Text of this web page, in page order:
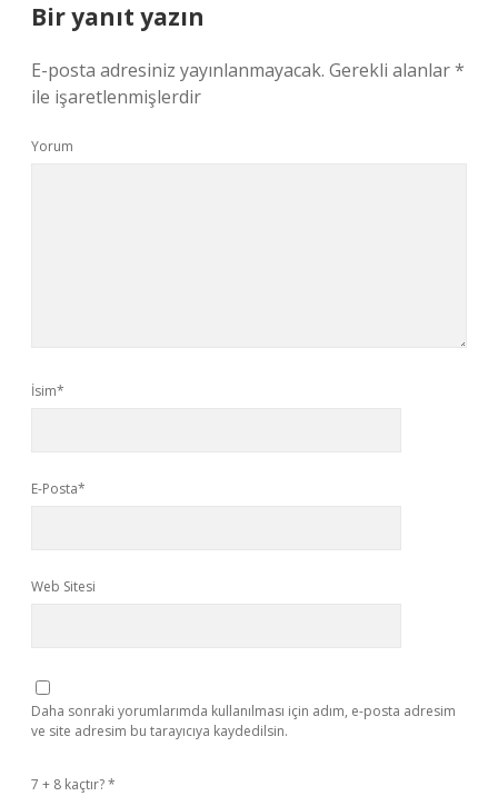
Bir yanıt yazın
E-posta adresiniz yayınlanmayacak. Gerekli alanlar*
ile işaretlenmişlerdir
Yorum
İsim*
E-Posta*
Web Sitesi
Daha sonraki yorumlarımda kullanılması için adım, e-posta adresim
ve site adresim bu tarayıcıya kaydedilsin.
7 + 8 kaçtır?*